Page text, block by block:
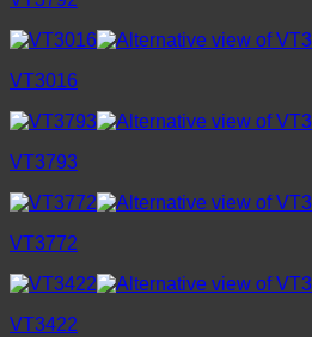
VT3016
VT3793
VT3772
VT3422